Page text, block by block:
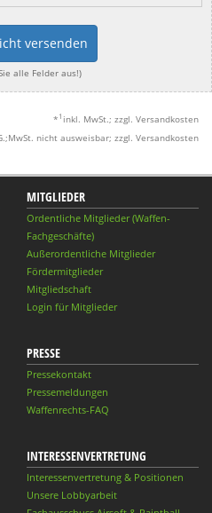
versenden
alle Felder aus!)
* 1 inkl. MwSt.; zzgl. Versandkosten
nicht ausweisbar; zzgl. Versandkosten
MITGLIEDER
Ordentliche Mitglieder (Waffen-
Fachgeschäfte)
Außerordentliche Mitglieder
Fördermitglieder
Mitgliedschaft
Login für Mitglieder
PRESSE
Pressekontakt
Pressemeldungen
Waffenrechts-FAQ
INTERESSENVERTRETUNG
Interessenvertretung & Positionen
Unsere Lobbyarbeit